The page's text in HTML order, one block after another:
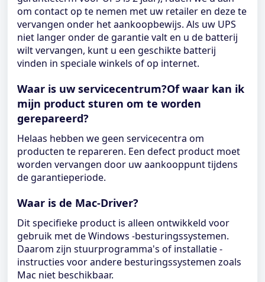
om contact op te nemen met uw retailer en deze te
vervangen onder het aankoopbewijs. Als uw UPS
niet langer onder de garantie valt en u de batterij
wilt vervangen, kunt u een geschikte batterij
vinden in speciale winkels of op internet.
Waar is uw servicecentrum?Of waar kan ik
mijn product sturen om te worden
gerepareerd?
Helaas hebben we geen servicecentra om
producten te repareren. Een defect product moet
worden vervangen door uw aankooppunt tijdens
de garantieperiode.
Waar is de Mac-Driver?
Dit specifieke product is alleen ontwikkeld voor
gebruik met de Windows -besturingssystemen.
Daarom zijn stuurprogramma's of installatie -
instructies voor andere besturingssystemen zoals
Mac niet beschikbaar.